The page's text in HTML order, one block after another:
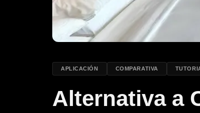
APLICACIÓN COMPARATIVA
Alternativa a